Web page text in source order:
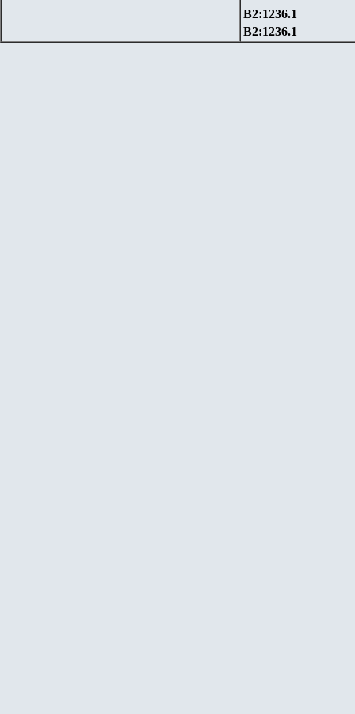
B2:1236.1
B2:1236.1